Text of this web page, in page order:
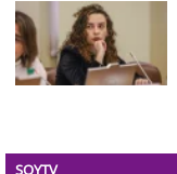
SOYTV